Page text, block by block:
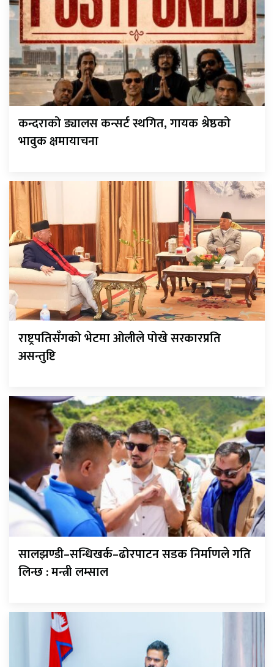
कन्दराको ड्यालस कन्सर्ट स्थगित, गायक श्रेष्ठको
भावुक क्षमायाचना
राष्ट्रपतिसँगको भेटमा ओलीले पोखे सरकारप्रति
असन्तुष्टि
सालझण्डी–सन्धिखर्क–ढोरपाटन सडक निर्माणले गति
लिन्छ : मन्त्री लम्साल